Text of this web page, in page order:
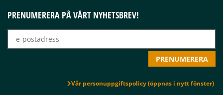
PRENUMERERA PÅ VÅRT NYHETSBREV!
Vår personuppgiftspolicy (öppnas i nytt fönster)